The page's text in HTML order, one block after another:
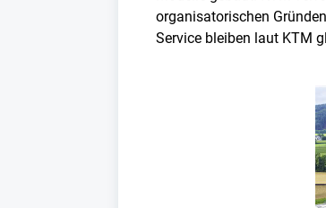
organisatorischen
Service bleiben laut KTM